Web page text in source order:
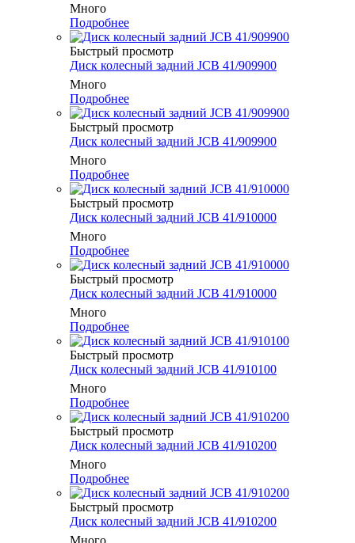
Много
Подробнее
Быстрый просмотр
Диск колесный задний JCB 41/909900
Много
Подробнее
Быстрый просмотр
Диск колесный задний JCB 41/909900
Много
Подробнее
Быстрый просмотр
Диск колесный задний JCB 41/910000
Много
Подробнее
Быстрый просмотр
Диск колесный задний JCB 41/910000
Много
Подробнее
Быстрый просмотр
Диск колесный задний JCB 41/910100
Много
Подробнее
Быстрый просмотр
Диск колесный задний JCB 41/910200
Много
Подробнее
Быстрый просмотр
Диск колесный задний JCB 41/910200
Много